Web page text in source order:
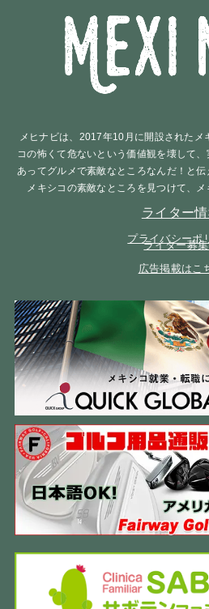
メヒナビは、2017年10月に開設されたメ
コの怖くて危ないという価値観を壊して
あってグルメで素敵なところなんだ！と伝
メキシコの素敵なところを見つけて、メ
ライター情
プライバシーポ
ライター募
広告掲載はこ